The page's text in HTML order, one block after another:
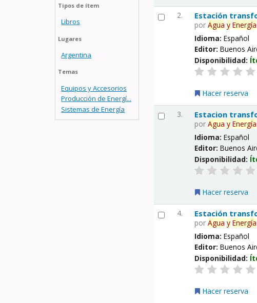
Tipos de ítem
Libros
Lugares
Argentina
Temas
Equipos y Accesorios
Producción de Energí...
Sistemas de Energía
2. Estación
porAgua y Energía
Idioma:Español
Editor:Buenos
Disponibilidad:
Hacer reserva
3. Estacion
porAgua y Energía
Idioma:Español
Editor:Buenos
Disponibilidad:
Hacer reserva
4. Estación
porAgua y Energía
Idioma:Español
Editor:Buenos
Disponibilidad:
Hacer reserva